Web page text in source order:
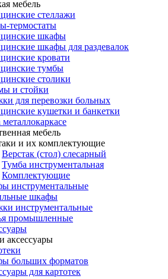
мебель
стеллажи
термостаты
шкафы
шкафы для раздевалок
кровати
тумбы
столики
и стойки
для перевозки больных
кушетки и банкетки
мебель
и их комплектующие
Верстак (стол) слесарный
Тумба инструментальная
Комплектующие
инструментальные
шкафы
инструментальные
промышленные
аксессуары
больших форматов
для картотек